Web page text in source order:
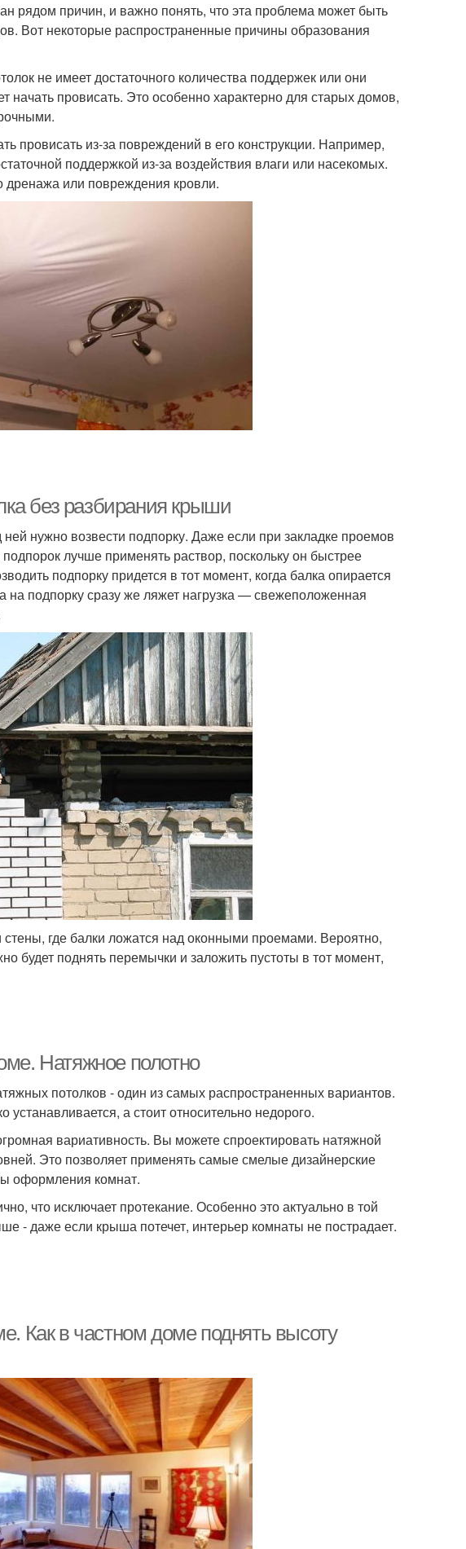
рядом причин, и важно понять, что эта проблема может быть
Вот некоторые распространенные причины образования
не имеет достаточного количества поддержек или они
провисать. Это особенно характерно для старых домов,
провисать из-за повреждений в его конструкции. Например,
поддержкой из-за воздействия влаги или насекомых.
дренажа или повреждения кровли.
без разбирания крыши
нужно возвести подпорку. Даже если при закладке проемов
лучше применять раствор, поскольку он быстрее
подпорку придется в тот момент, когда балка опирается
на подпорку сразу же ляжет нагрузка — свежеположенная
стены, где балки ложатся над оконными проемами. Вероятно,
будет поднять перемычки и заложить пустоты в тот момент,
Натяжное полотно
потолков - один из самых распространенных вариантов.
а стоит относительно недорого.
вариативность. Вы можете спроектировать натяжной
Это позволяет применять самые смелые дизайнерские
оформления комнат.
что исключает протекание. Особенно это актуально в той
- даже если крыша потечет, интерьер комнаты не пострадает.
Как в частном доме поднять высоту